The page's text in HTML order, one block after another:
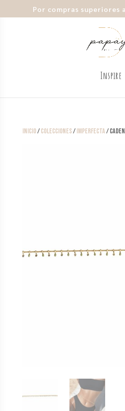
Por compras superiores
Inicio/Colecciones/Imperfecta/